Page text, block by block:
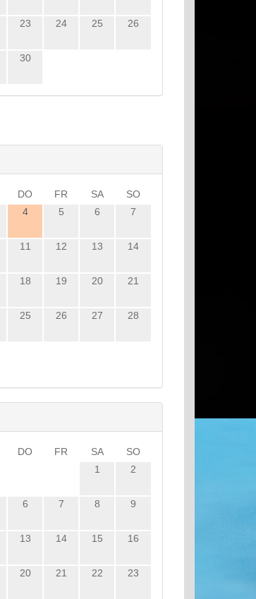
23 24 25 26
30
DO FR SA
SO
4 5 6 7
11 12 13 14
18 19 20 21
25 26 27 28
DO FR SA
SO
1
2
6 7 8 9
13 14 15 16
20 21 22 23